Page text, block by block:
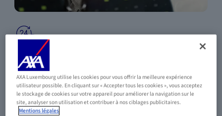
ASSISTANCE MÉDICALE ET RAPATRIEMENT
24H/24
Un numéro AXA Assistance dédié, joignable à toute heure,
quel que soit le pays de destination.
AXA Luxembourg utilise les cookies pour vous offrir la meilleure expérience
utilisateur possible. En cliquant sur « Accepter tous les cookies », vous acceptez
le stockage de cookies sur votre appareil pour améliorer la navigation sur le
site, analyser son utilisation et contribuer à nos ciblages publicitaires.
Mentions légales